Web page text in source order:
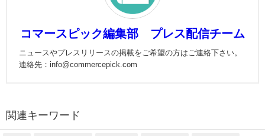
コマースピック編集部 プレス配信チーム
ニュースやプレスリリースの掲載をご希望の方はご連絡下さい。
連絡先：info@commercepick.com
関連キーワード